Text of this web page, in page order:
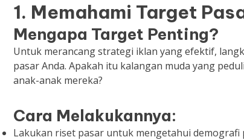
1. Memahami Target
Mengapa Target Penting?
Untuk merancang strategi iklan yang efektif,
pasar Anda. Apakah itu kalangan muda yang
anak-anak mereka?
Cara Melakukannya:
Lakukan riset pasar untuk mengetahui demografi